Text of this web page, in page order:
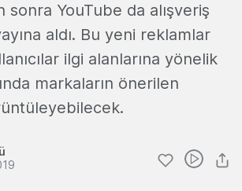
sonra YouTube da alışveriş
aldı. Bu yeni reklamlar
ilgi alanlarına yönelik
markaların önerilen